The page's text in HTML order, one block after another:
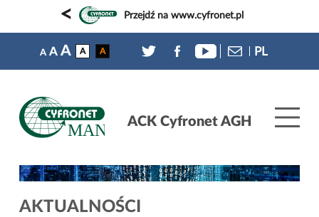
< Przejdź na www.cyfronet.pl
A A A A A PL
ACK Cyfronet AGH
AKTUALNOŚCI